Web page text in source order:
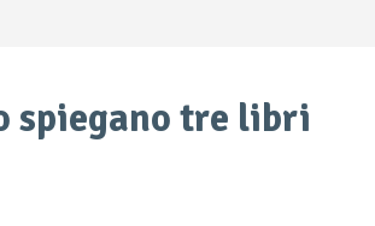
spiegano tre libri